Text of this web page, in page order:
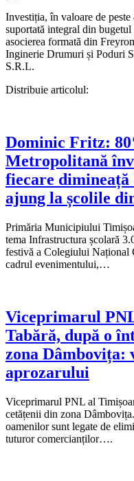
Investiția, în valoare de
suportată integral din
asocierea formată din
Inginerie Drumuri și Poduri
S.R.L.
Distribuie articolul:
Dominic Fritz:
Metropolitană
fiecare dimineață
ajung la școlile
Primăria Municipiului
tema Infrastructura școlară
festivă a Colegiului
cadrul evenimentului,…
Viceprimarul
Tabără, după o
zona Dâmbovița:
aprozarului
Viceprimarul PNL al
cetățenii din zona
oamenilor sunt legate de
tuturor comercianților….